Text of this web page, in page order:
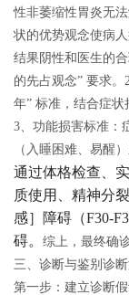
性非萎缩性胃炎无
状的优势观念使病
结果阴性和医生的
的先占观念” 要求
年” 标准，结合症状
3、功能损害标准：
（入睡困难、易醒
通过体格检查、
质使用、精神分
感］障碍（F30-
碍。 综上，最终确
三、诊断与鉴别诊
第一步：建立诊断